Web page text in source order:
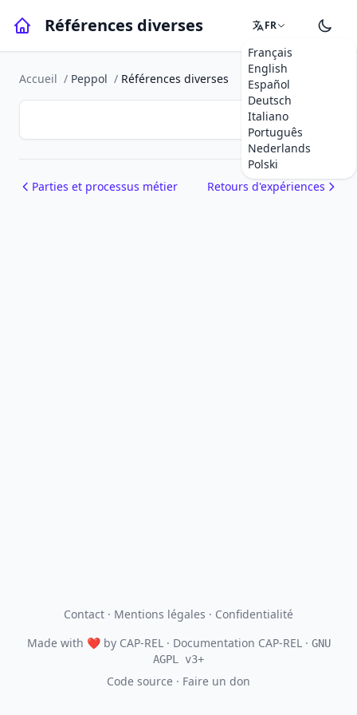
Références diverses FR
Français
English
Español
Deutsch
Italiano
Português
Nederlands
Polski
Accueil / Peppol / Références diverses
Parties et processus métier Retours d'expériences
Contact · Mentions légales · Confidentialité
Made with ❤by CAP-REL· Documentation CAP-REL · GNU
AGPL v3+
Code source · Faire un don